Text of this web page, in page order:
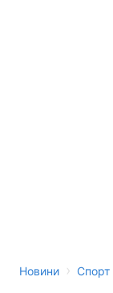
Новини › Спорт